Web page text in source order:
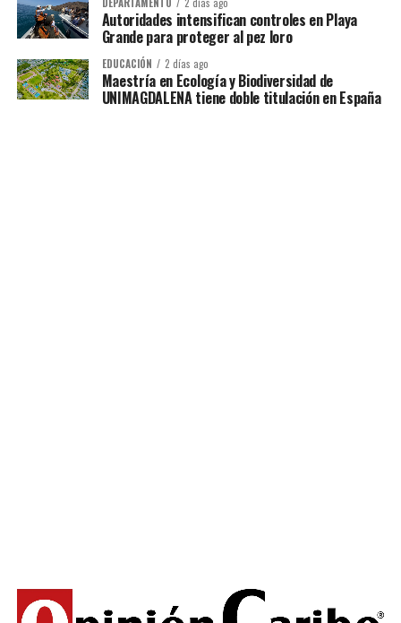
Autoridades intensifican controles en Playa
Grande para proteger al pez loro
EDUCACIÓN 2 días ago
Maestría en Ecología y Biodiversidad de
UNIMAGDALENA tiene doble titulación en España